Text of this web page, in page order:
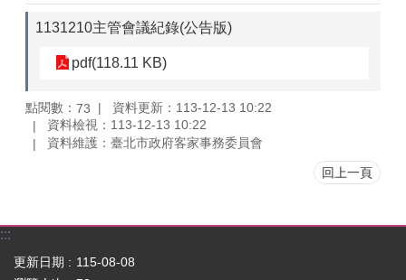
1131210主管會議紀錄(公告版)
pdf(118.11 KB)
點閱數： 73
資料更新：113-12-13 10:22
資料檢視：113-12-13 10:22
資料維護：臺北市政府客家事務委員會
回上一頁
:::
更新日期
115-08-08